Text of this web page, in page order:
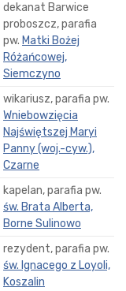
dekanat Barwice
proboszcz, parafia
pw. Matki Bożej
Różańcowej,
Siemczyno
wikariusz, parafia pw.
Wniebowzięcia
Najświętszej Maryi
Panny (woj.-cyw.),
Czarne
kapelan, parafia pw.
św. Brata Alberta,
Borne Sulinowo
rezydent, parafia pw.
św. Ignacego z Loyoli,
Koszalin